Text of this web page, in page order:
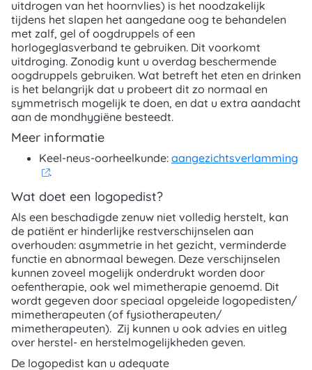
uitdrogen van het hoornvlies) is het noodzakelijk
tijdens het slapen het aangedane oog te behandelen
met zalf, gel of oogdruppels of een
horlogeglasverband te gebruiken. Dit voorkomt
uitdroging. Zonodig kunt u overdag beschermende
oogdruppels gebruiken. Wat betreft het eten en drinken
is het belangrijk dat u probeert dit zo normaal en
symmetrisch mogelijk te doen, en dat u extra aandacht
aan de mondhygiëne besteedt.
Meer informatie
Keel-neus-oorheelkunde: aangezichtsverlamming
.
Wat doet een logopedist?
Als een beschadigde zenuw niet volledig herstelt, kan
de patiënt er hinderlijke restverschijnselen aan
overhouden: asymmetrie in het gezicht, verminderde
functie en abnormaal bewegen. Deze verschijnselen
kunnen zoveel mogelijk onderdrukt worden door
oefentherapie, ook wel mimetherapie genoemd. Dit
wordt gegeven door speciaal opgeleide logopedisten/
mimetherapeuten (of fysiotherapeuten/
mimetherapeuten). Zij kunnen u ook advies en uitleg
over herstel- en herstelmogelijkheden geven.
De logopedist kan u adequate